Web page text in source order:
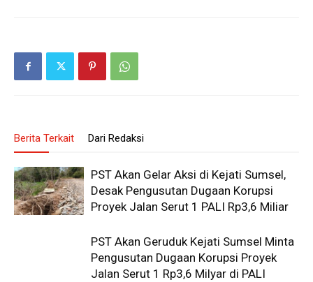
Berita Terkait Dari Redaksi
PST Akan Gelar Aksi di Kejati Sumsel,
Desak Pengusutan Dugaan Korupsi
Proyek Jalan Serut 1 PALI Rp3,6 Miliar
PST Akan Geruduk Kejati Sumsel Minta
Pengusutan Dugaan Korupsi Proyek
Jalan Serut 1 Rp3,6 Milyar di PALI